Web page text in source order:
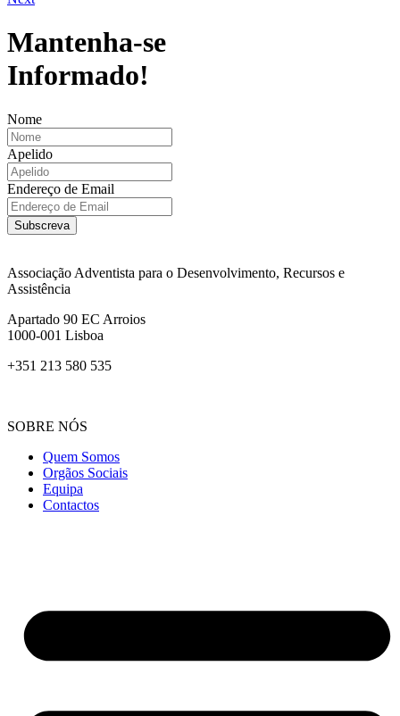
Mantenha-se
Informado!
Nome
Apelido
Endereço de Email
Subscreva
Associação Adventista para o Desenvolvimento, Recursos e
Assistência
Apartado 90 EC Arroios
1000-001 Lisboa
+351 213 580 535
SOBRE NÓS
Quem Somos
Orgãos Sociais
Equipa
Contactos